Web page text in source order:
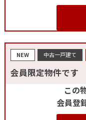
NEW 中古一戸建て
会員限定物件です
この
会員登